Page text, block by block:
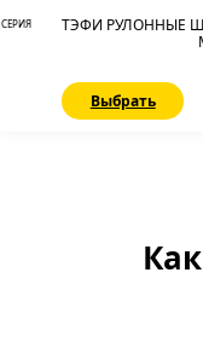
СЕРИЯ
ТЭФИ РУЛОННЫЕ
Выбрать